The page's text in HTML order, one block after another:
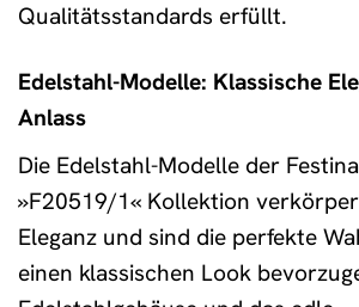
Qualitätsstandards erfüllt.
Edelstahl-Modelle: Klassische
Anlass
Die Edelstahl-Modelle der
»F20519/1« Kollektion
Eleganz und sind die perfekte
einen klassischen Look